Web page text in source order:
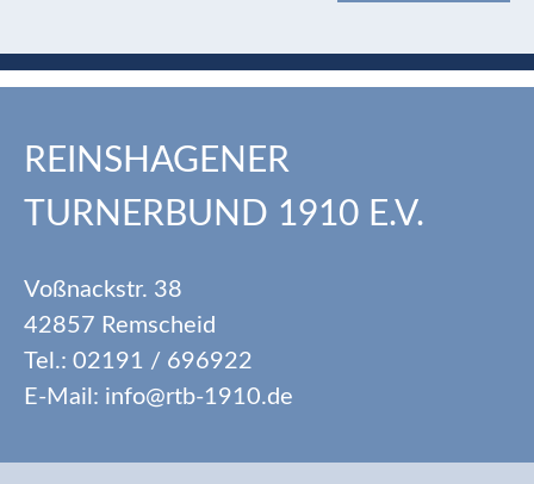
REINSHAGENER
TURNERBUND 1910 E.V.
Voßnackstr. 38
42857 Remscheid
Tel.: 02191 / 696922
E-Mail: info@rtb-1910.de